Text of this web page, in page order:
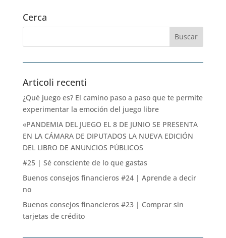
Cerca
Articoli recenti
¿Qué juego es? El camino paso a paso que te permite
experimentar la emoción del juego libre
«PANDEMIA DEL JUEGO EL 8 DE JUNIO SE PRESENTA
EN LA CÁMARA DE DIPUTADOS LA NUEVA EDICIÓN
DEL LIBRO DE ANUNCIOS PÚBLICOS
#25 | Sé consciente de lo que gastas
Buenos consejos financieros #24 | Aprende a decir
no
Buenos consejos financieros #23 | Comprar sin
tarjetas de crédito